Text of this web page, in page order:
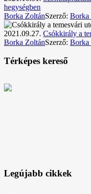
hegységben
Borka ZoltánSzerző: Borka
2021.09.27. Csókkirály a
Borka ZoltánSzerző: Borka
Térképes kereső
Legújabb cikkek